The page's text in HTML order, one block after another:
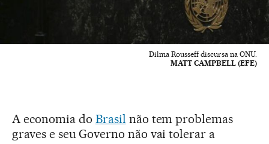
Dilma Rousseff discursa na ONU.
MATT CAMPBELL (EFE)
A economia do Brasil não tem problemas
graves e seu Governo não vai tolerar a